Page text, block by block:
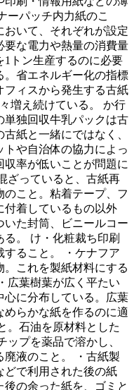
ーパッチ内力紙のこ
おいて、それぞれが設定
要な電力や熱量の消費量
トン生産するのに必要
。省エネルギー化の指標
フィスから発生する古紙
増え続けている。 か行
単独回収牛乳パックは古
紙と一緒にではなく、
や自治体の協力によっ
率が低いことが問題に
ざっていると、古紙再
こと。粘着テープ、フ
付着しているもの以外
いた封筒、ビニールコー
る。 け・化粧裁ち印刷
ること。 ・ケナフア
これを製紙材料にする
広葉樹葉が広く平たい
心に分布している。広葉
らかな紙を作るのに適
。石油を原材料とした
ップを薬品で溶かし、
廃液のこと。 ・古紙製
どで利用された後の紙
の余った紙を、ゴミと